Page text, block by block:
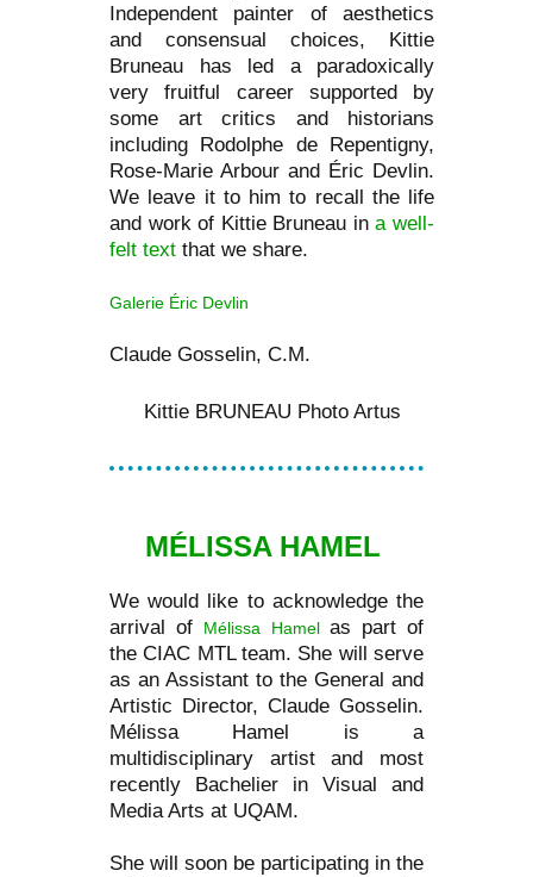
Independent painter of aesthetics
and consensual choices, Kittie
Bruneau has led a paradoxically
very fruitful career supported by
some art critics and historians
including Rodolphe de Repentigny,
Rose-Marie Arbour and Éric Devlin.
We leave it to him to recall the life
and work of Kittie Bruneau ina well-
felt text that we share.
Galerie Éric Devlin
Claude Gosselin, C.M.
Kittie BRUNEAU Photo Artus
MÉLISSA HAMEL
We would like to acknowledge the
arrival of
Mélissa Hamel as part of
the CIAC MTL team. She will serve
as an Assistant to the General and
Artistic Director, Claude Gosselin.
Mélissa Hamel is a
multidisciplinary artist and most
recently Bachelier in Visual and
Media Arts at UQAM.
She will soon be participating in the